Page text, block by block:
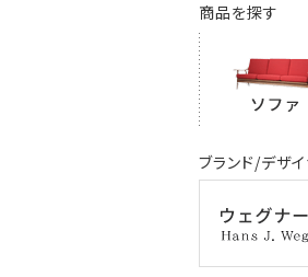
商品を探す
ブランド/デザ